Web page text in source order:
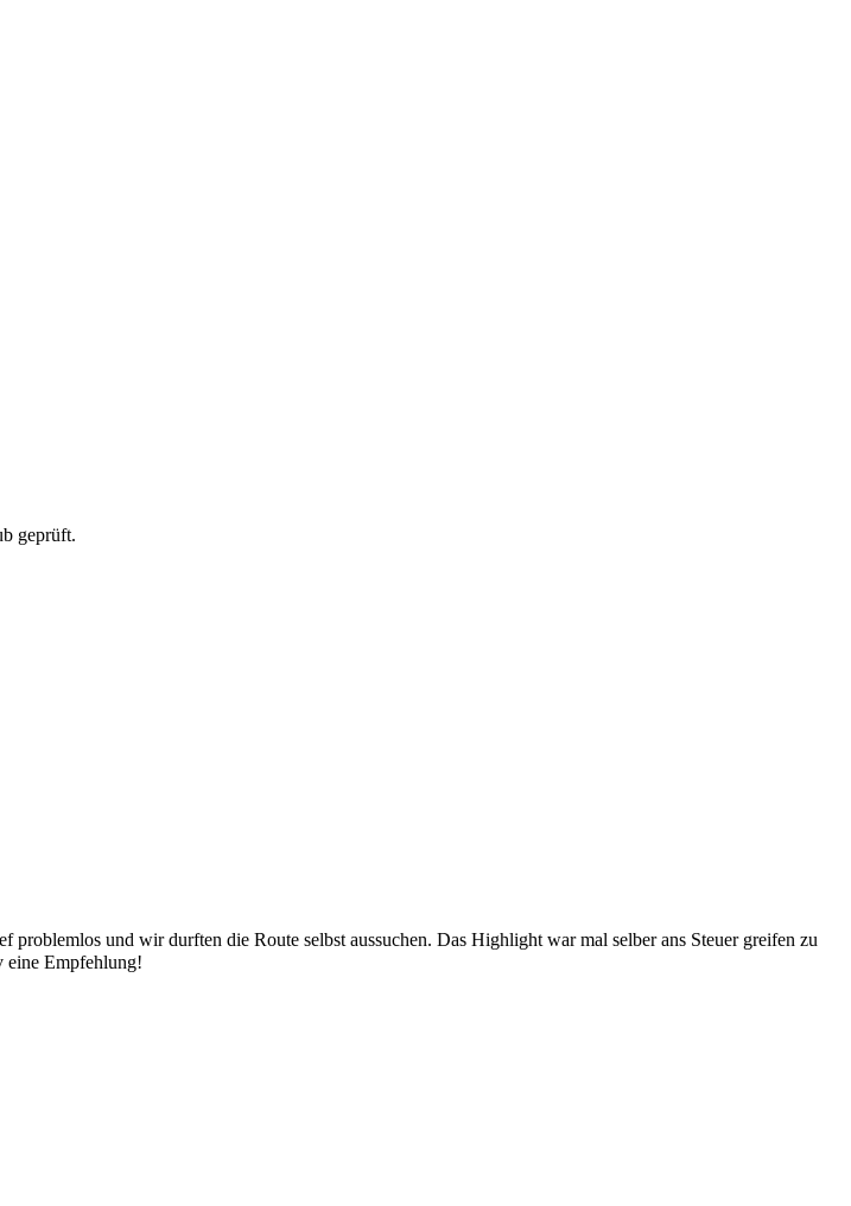
geprüft.
und wir durften die Route selbst aussuchen. Das Highlight war mal selber ans Steuer greifen zu
eine Empfehlung!